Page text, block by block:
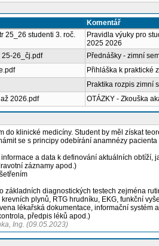
Komentář
25_26 studenti 3. roč.
Pravidla výuky pro
2025 2026
25-26_čj.pdf
Přednášky - zimní
Přihláška k praktické
Praktika rozpis zimní
2026.pdf
OTÁZKY - Zkouška
do klinické medicíny. Student by měl získat
se s principy odebírání anamnézy
a data k definování aktuálních obtíží,
záznamy apod.)
základních diagnostických testech zejména
plynů, RTG hrudníku, EKG, funkční
lékařská dokumentace, informační systém
předpis léků apod.)
Ing. (09.05.2023)